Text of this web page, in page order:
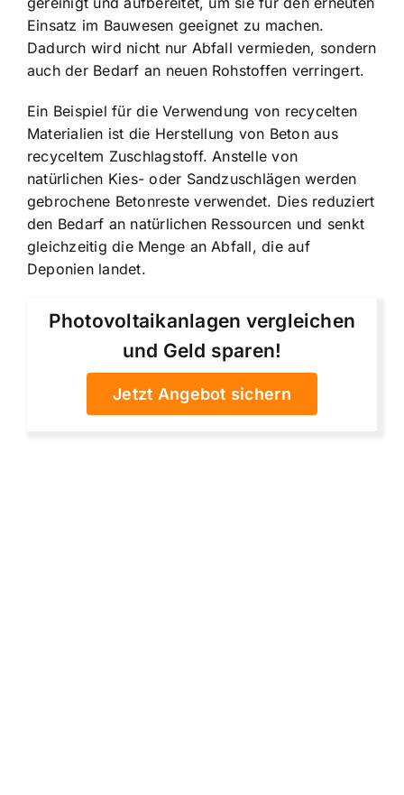
Einsatz im Bauwesen geeignet zu machen.
Dadurch wird nicht nur Abfall vermieden, sondern
auch der Bedarf an neuen Rohstoffen verringert.
Ein Beispiel für die Verwendung von recycelten
Materialien ist die Herstellung von Beton aus
recyceltem Zuschlagstoff. Anstelle von
natürlichen Kies- oder Sandzuschlägen werden
gebrochene Betonreste verwendet. Dies reduziert
den Bedarf an natürlichen Ressourcen und senkt
gleichzeitig die Menge an Abfall, die auf
Deponien landet.
Photovoltaikanlagen vergleichen
und Geld sparen!
Jetzt Angebot sichern